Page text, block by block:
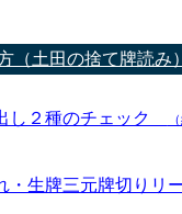
（土田の捨て牌読み）
し２種のチェック
・生牌三元牌切りリ